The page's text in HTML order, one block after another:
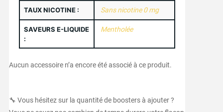
TAUX NICOTINE : Sans nicotine 0 mg
SAVEURS E-LIQUIDE
:
Mentholée
Aucun accessoire n’a encore été associé à ce produit.
🔧 Vous hésitez sur la quantité de boosters à ajouter ?